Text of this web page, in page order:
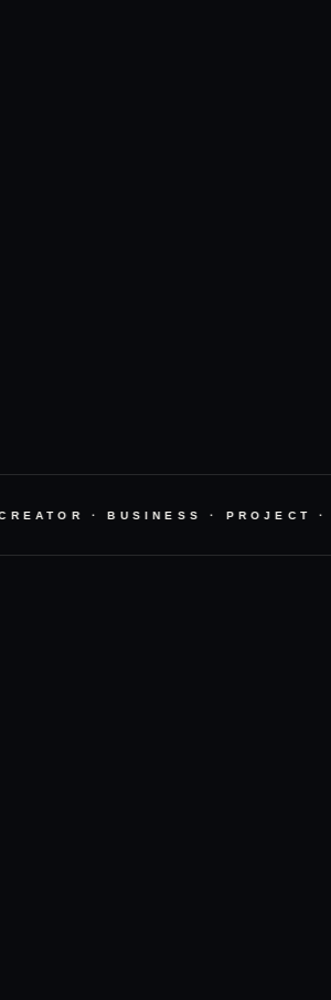
· BUSINESS · PROJECT ·